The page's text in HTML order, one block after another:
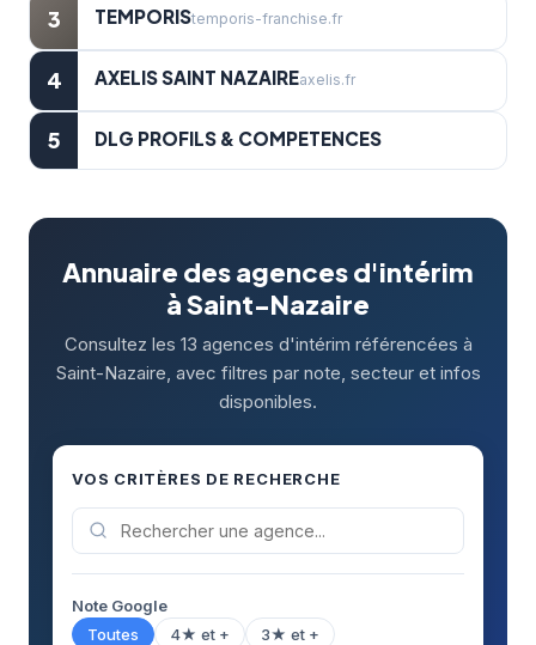
3 TEMPORIStemporis-franchise.fr
4 AXELIS SAINT NAZAIREaxelis.fr
5 DLG PROFILS & COMPETENCES
Annuaire des agences d'intérim
à Saint-Nazaire
Consultez les 13 agences d'intérim référencées à
Saint-Nazaire, avec filtres par note, secteur et infos
disponibles.
VOS CRITÈRES DE RECHERCHE
Note Google
Toutes
4★ et +
3★ et +